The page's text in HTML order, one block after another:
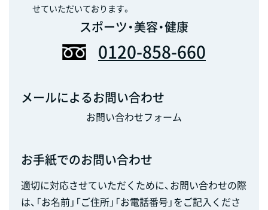
せていただいております。
スポーツ・美容・健康
0120-858-660
メールによるお問い合わせ
お問い合わせフォーム
お手紙でのお問い合わせ
適切に対応させていただくために、お問い合わせの際
は、「お名前」「ご住所」「お電話番号」をご記入くださ